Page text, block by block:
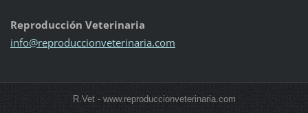
Reproducción Veterinaria
info@reproduccionveterinaria.com
R.Vet - www.reproduccionveterinaria.com